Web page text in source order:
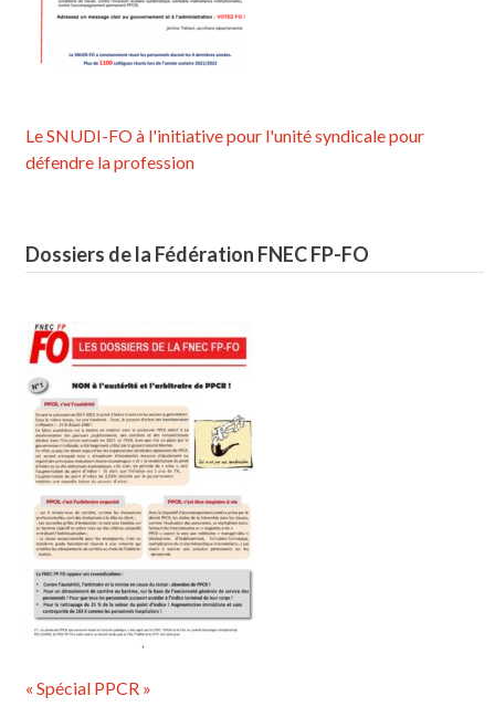
Le SNUDI-FO à l'initiative pour l'unité syndicale pour
défendre la profession
Dossiers de la Fédération FNEC FP-FO
« Spécial PPCR »